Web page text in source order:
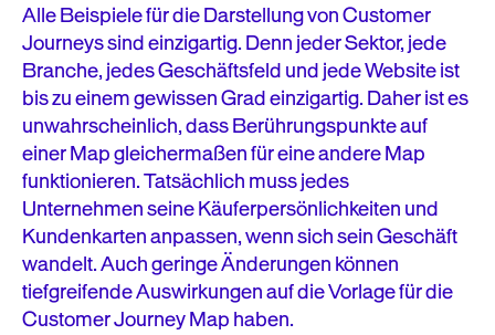
Alle Beispiele für die Darstellung von Customer
Journeys sind einzigartig. Denn jeder Sektor, jede
Branche, jedes Geschäftsfeld und jede Website ist
bis zu einem gewissen Grad einzigartig. Daher ist es
unwahrscheinlich, dass Berührungspunkte auf
einer Map gleichermaßen für eine andere Map
funktionieren. Tatsächlich muss jedes
Unternehmen seine Käuferpersönlichkeiten und
Kundenkarten anpassen, wenn sich sein Geschäft
wandelt. Auch geringe Änderungen können
tiefgreifende Auswirkungen auf die Vorlage für die
Customer Journey Map haben.